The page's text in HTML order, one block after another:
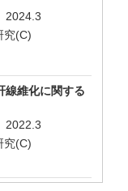
2024.3
究(C)
線維化に関する
2022.3
究(C)